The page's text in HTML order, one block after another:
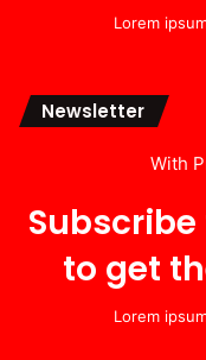
Lorem
Newsletter
With
to get
Lorem